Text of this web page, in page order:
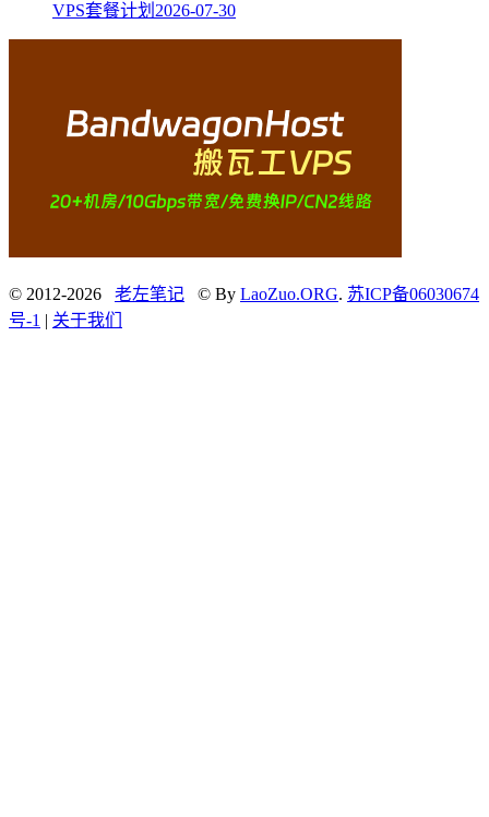
VPS套餐计划 2026-07-30
© 2012-2026 老左笔记 © By LaoZuo.ORG. 苏ICP备06030674
号-1 | 关于我们